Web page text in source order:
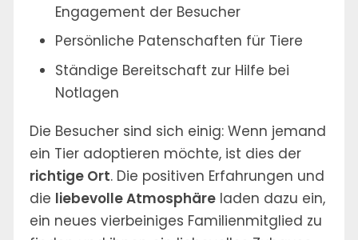
Engagement der Besucher
Persönliche Patenschaften für Tiere
Ständige Bereitschaft zur Hilfe bei
Notlagen
Die Besucher sind sich einig: Wenn jemand
ein Tier adoptieren möchte, ist dies der
richtige Ort. Die positiven Erfahrungen und
die liebevolle Atmosphäre laden dazu ein,
ein neues vierbeiniges Familienmitglied zu